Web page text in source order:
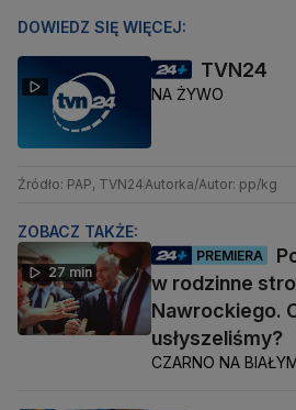
DOWIEDZ SIĘ WIĘCEJ:
TVN24
NA ŻYWO
Źródło: PAP, TVN24Autorka/Autor: pp/kg
ZOBACZ TAKŻE:
27 min
PREMIERA
w rodzinne
Nawrockiego.
usłyszeliśmy?
CZARNO NA